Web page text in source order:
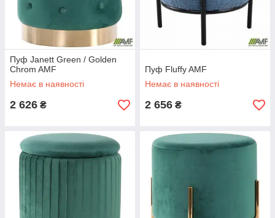
Пуф Janett Green / Golden
Chrom AMF
Немає в наявності
2 626 ₴
Пуф Fluffy AMF
Немає в наявності
2 656 ₴